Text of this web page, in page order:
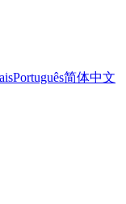
Português简体中文